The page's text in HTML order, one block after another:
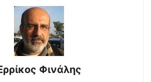
Φινάλης